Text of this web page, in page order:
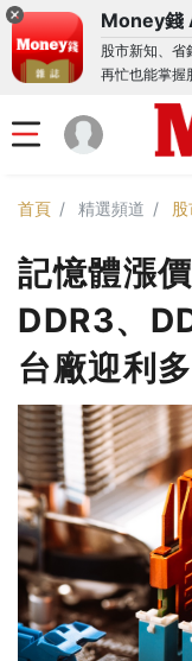
Money錢
股市新知、省
再忙也能掌握
首頁 精選頻道
記憶體漲
DDR3、
台廠迎利多